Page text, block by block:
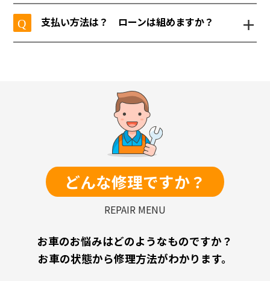
簡単な作業や、タイミングが合えば、そのま
ま作業をさせていただける場合もございます
引取りや納車をしない分、お安くご提供して
おりますので、出来ればご来店頂けると大変
支払い方法は？ ローンは組めますか？ ＋
いしております。
どんな修理ですか？
REPAIR MENU
お車のお悩みはどのようなものですか？
お車の状態から修理方法がわかります。